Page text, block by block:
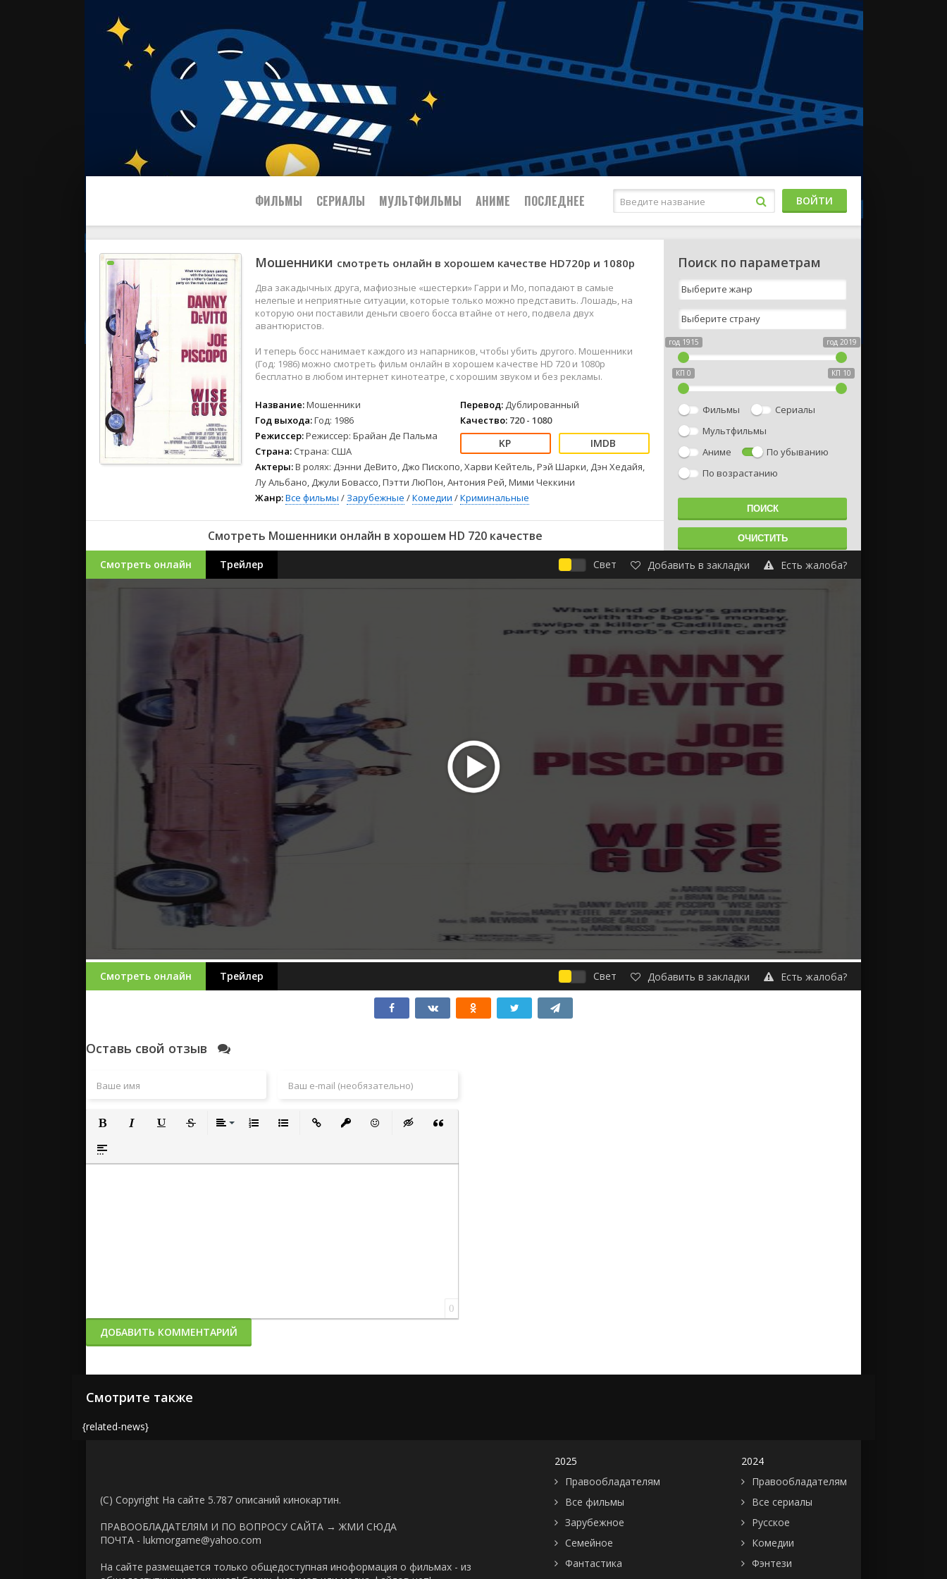
ФИЛЬМЫ
Все
2024
2023
2021
СССР
Зарубежные
Военные
Детективы
Драмы
Комедии
Криминал
Приключения
Семейные
Триллеры
Ужасы
Фэнтези
СЕРИАЛЫ МУЛЬТФИЛЬМЫ АНИМЕ ПОСЛЕДНЕЕ
Все
2024
2023
2021
СССР
Зарубежные
Фильмы из соцетей
ВОЙТИ
Мошенники смотреть онлайн в хорошем качестве HD720p и 1080р
Два закадычных друга, мафиозные «шестерки» Гарри и Мо, попадают в самые
нелепые и неприятные ситуации, которые только можно представить. Лошадь, на
которую они поставили деньги своего босса втайне от него, подвела двух
авантюристов.
И теперь босс нанимает каждого из напарников, чтобы убить другого. Мошенники
(Год: 1986) можно смотреть фильм онлайн в хорошем качестве HD 720 и 1080p
бесплатно в любом интернет кинотеатре, с хорошим звуком и без рекламы.
Название:Мошенники
Год выхода:Год: 1986
Режиссер:Режиссер: Брайан Де Пальма
Страна: Страна: США
Перевод: Дублированный
Качество: 720 - 1080
Актеры:В ролях: Дэнни ДеВито, Джо Пископо, Харви Кейтель, Рэй Шарки, Дэн Хедайя,
Лу Альбано, Джули Бовассо, Пэтти ЛюПон, Антония Рей, Мими Чеккини
Жанр:Все фильмы / Зарубежные /Комедии /Криминальные
Смотреть Мошенники онлайн в хорошем HD 720 качестве
Поиск по параметрам
год 1915 год 2019
КП 0 КП 10
Фильмы
Сериалы
Мультфильмы
Аниме
По убыванию
По возрастанию
Смотреть онлайн Трейлер Свет Добавить в закладки Есть жалоба?
Смотреть онлайн Трейлер Свет Добавить в закладки Есть жалоба?
Оставь свой отзыв
Полужирный
Вставка спойлера
0
ДОБАВИТЬ КОММЕНТАРИЙ
Смотрите также
{related-news}
(C) Copyright На сайте 5.787 описаний кинокартин.
ПРАВООБЛАДАТЕЛЯМ И ПО ВОПРОСУ САЙТА → ЖМИ СЮДА
ПОЧТА - lukmorgame@yahoo.com
На сайте размещается только общедоступная иноформация о фильмах - из
2025
Правообладателям
Все фильмы
Зарубежное
Семейное
Фантастика
2024
Правообладателям
Все сериалы
Русское
Комедии
Фэнтези